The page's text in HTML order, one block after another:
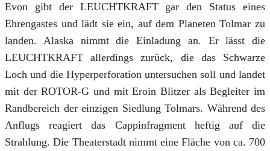
Evon gibt der LEUCHTKRAFT gar den Status eines
Ehrengastes und lädt sie ein, auf dem Planeten Tolmar zu
landen. Alaska nimmt die Einladung an. Er lässt die
LEUCHTKRAFT allerdings zurück, die das Schwarze
Loch und die Hyperperforation untersuchen soll und landet
mit der ROTOR-G und mit Eroin Blitzer als Begleiter im
Randbereich der einzigen Siedlung Tolmars. Während des
Anflugs reagiert das Cappinfragment heftig auf die
Strahlung. Die Theaterstadt nimmt eine Fläche von ca. 700